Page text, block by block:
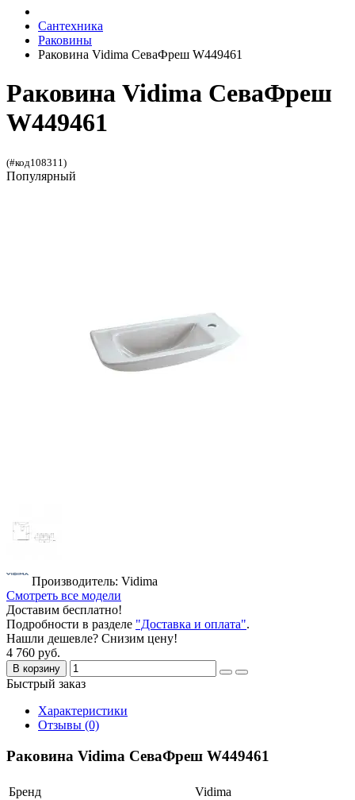
Сантехника
Раковины
Раковина Vidima СеваФреш W449461
Раковина Vidima СеваФреш
W449461
(#код108311)
Популярный
Производитель: Vidima
Смотреть все модели
Доставим бесплатно!
Подробности в разделе "Доставка и оплата".
Нашли дешевле? Снизим цену!
4 760 руб.
В корзину
Быстрый заказ
Характеристики
Отзывы (0)
Раковина Vidima СеваФреш W449461
Бренд
Vidima